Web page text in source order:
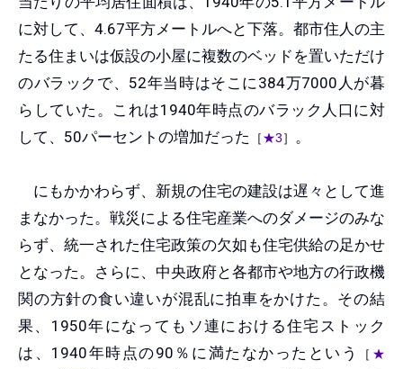
に対して、4.67平方メートルへと下落。都市住人の主
たる住まいは仮設の小屋に複数のベッドを置いただけ
のバラックで、52年当時はそこに384万7000人が暮
らしていた。これは1940年時点のバラック人口に対
して、50パーセントの増加だった
［ ★3 ］ 。
にもかかわらず、新規の住宅の建設は遅々として進
まなかった。戦災による住宅産業へのダメージのみな
らず、統一された住宅政策の欠如も住宅供給の足かせ
となった。さらに、中央政府と各都市や地方の行政機
関の方針の食い違いが混乱に拍車をかけた。その結
果、1950年になってもソ連における住宅ストック
は、1940年時点の90％に満たなかったという
［ ★